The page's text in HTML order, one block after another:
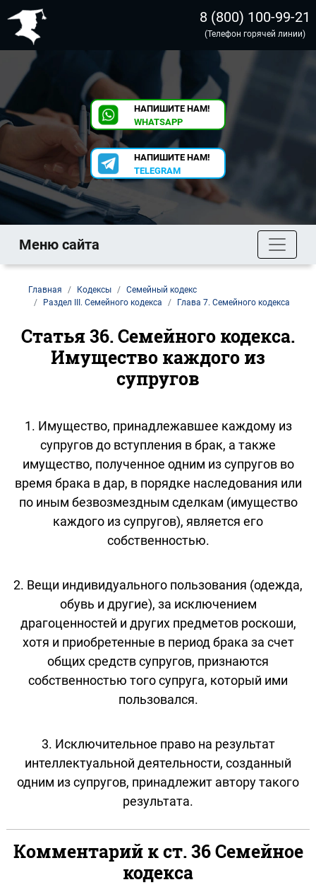
8 (800) 100-99-21
(Телефон горячей линии)
НАПИШИТЕ НАМ!
WHATSAPP
НАПИШИТЕ НАМ!
TELEGRAM
Меню сайта
Главная Кодексы
Семейный кодекс
Раздел III. Семейного кодекса
Глава 7. Семейного кодекса
Статья 36. Семейного кодекса.
Имущество каждого из
супругов
1. Имущество, принадлежавшее каждому из
супругов до вступления в брак, а также
имущество, полученное одним из супругов во
время брака в дар, в порядке наследования или
по иным безвозмездным сделкам (имущество
каждого из супругов), является его
собственностью.
2. Вещи индивидуального пользования (одежда,
обувь и другие), за исключением
драгоценностей и других предметов роскоши,
хотя и приобретенные в период брака за счет
общих средств супругов, признаются
собственностью того супруга, который ими
пользовался.
3. Исключительное право на результат
интеллектуальной деятельности, созданный
одним из супругов, принадлежит автору такого
результата.
Комментарий к ст. 36 Семейное
кодекса